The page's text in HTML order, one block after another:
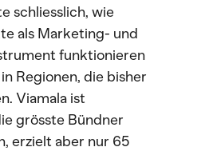
schliesslich, wie
als Marketing- und
funktionieren
Regionen, die bisher
Viamala ist
grösste Bündner
erzielt aber nur 65